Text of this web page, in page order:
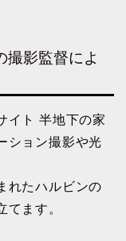
撮影監督によ
イト 半地下の家
ション撮影や光
れたハルビンの
ます。